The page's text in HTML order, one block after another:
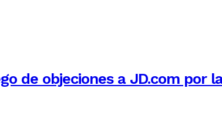
de objeciones a JD.com por